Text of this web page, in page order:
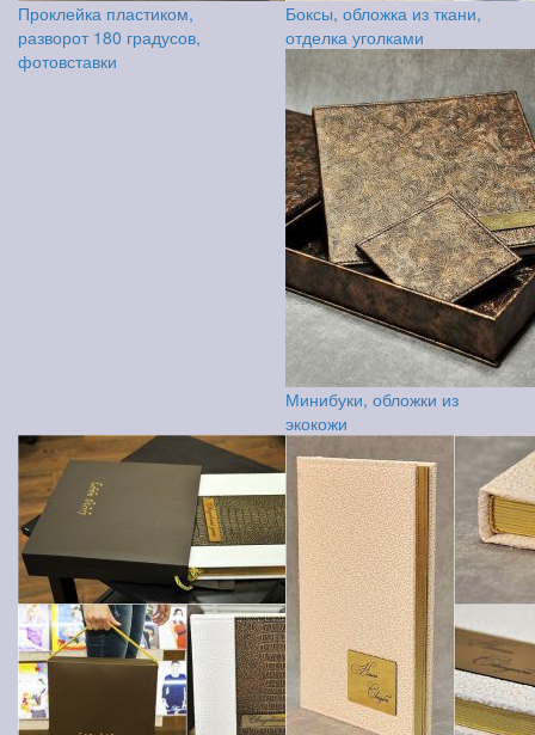
Проклейка пластиком,
разворот 180 градусов,
фотовставки
Боксы, обложка из ткани,
отделка уголками
Минибуки, обложки из
экокожи